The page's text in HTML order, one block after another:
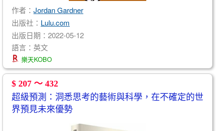
作者： Jordan Gardner
出版社： Lulu.com
出版日期：2022-05-12
語言：英文
樂天KOBO
$ 207 ～ 432
超級預測：洞悉思考的藝術與科學，在不確定的世
界預見未來優勢